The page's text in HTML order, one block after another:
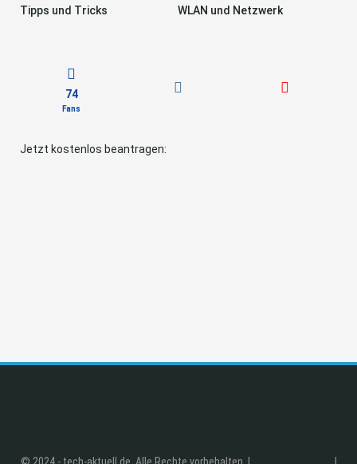
Tipps und Tricks
WLAN und Netzwerk
74
Fans
Jetzt kostenlos beantragen:
© 2024 - tech-aktuell.de. Alle Rechte vorbehalten. |